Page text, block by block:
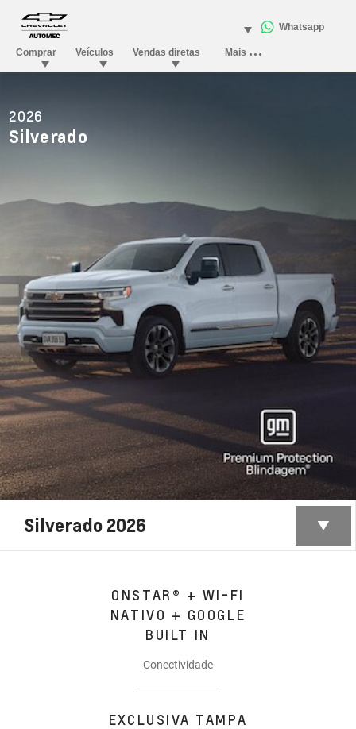
2026
Silverado
Silverado 2026
ONSTAR® + WI-FI
NATIVO + GOOGLE
BUILT IN
Conectividade
EXCLUSIVA TAMPA